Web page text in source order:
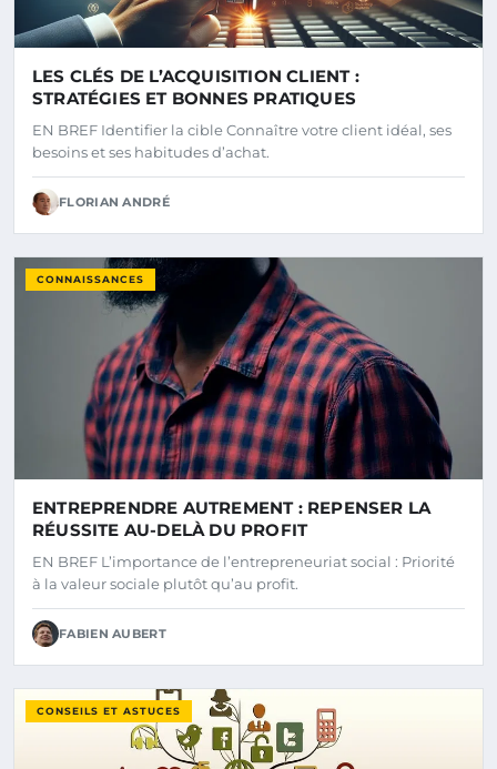
LES CLÉS DE L’ACQUISITION CLIENT :
STRATÉGIES ET BONNES PRATIQUES
EN BREF Identifier la cible Connaître votre client idéal, ses
besoins et ses habitudes d’achat.
FLORIAN ANDRÉ
CONNAISSANCES
ENTREPRENDRE AUTREMENT : REPENSER LA
RÉUSSITE AU-DELÀ DU PROFIT
EN BREF L’importance de l’entrepreneuriat social : Priorité
à la valeur sociale plutôt qu’au profit.
FABIEN AUBERT
CONSEILS ET ASTUCES